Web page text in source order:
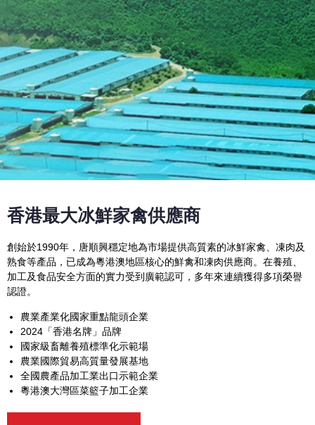
香港最大冰鮮家禽供應商
創始於1990年，唐順興穩定地為市場提供高質素的冰鮮家禽、凍肉及
熟食等產品，已成為粵港澳地區核心的鮮禽和凍肉供應商。在養殖、
加工及食品安全方面的實力受到廣範認可，多年來連續獲得多項榮譽
認證。
農業產業化國家重點龍頭企業
2024「香港名牌」品牌
國家級畜離養殖標準化示範場
農業國際貿易高質量發展基地
全國農產品加工業出口示範企業
粵港澳大灣區菜籃子加工企業